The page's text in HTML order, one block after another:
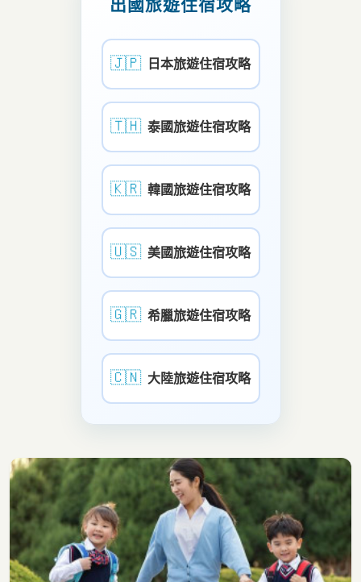
出國旅遊住宿攻略
🇯🇵 日本旅遊住宿攻略
🇹🇭 泰國旅遊住宿攻略
🇰🇷 韓國旅遊住宿攻略
🇺🇸 美國旅遊住宿攻略
🇬🇷 希臘旅遊住宿攻略
🇨🇳 大陸旅遊住宿攻略